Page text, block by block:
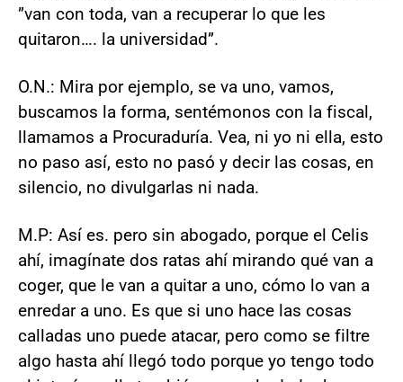
”van con toda, van a recuperar lo que les
quitaron…. la universidad”.
O.N.: Mira por ejemplo, se va uno, vamos,
buscamos la forma, sentémonos con la fiscal,
llamamos a Procuraduría. Vea, ni yo ni ella, esto
no paso así, esto no pasó y decir las cosas, en
silencio, no divulgarlas ni nada.
M.P: Así es. pero sin abogado, porque el Celis
ahí, imagínate dos ratas ahí mirando qué van a
coger, que le van a quitar a uno, cómo lo van a
enredar a uno. Es que si uno hace las cosas
calladas uno puede atacar, pero como se filtre
algo hasta ahí llegó todo porque yo tengo todo